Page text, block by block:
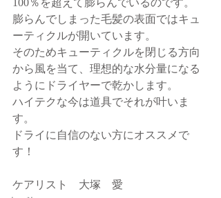
膨らんでしまった毛髪の表面ではキュ
ーティクルが開いています。
そのためキューティクルを閉じる方向
から風を当て、理想的な水分量になる
ようにドライヤーで乾かします。
ハイテクな今は道具でそれが叶いま
す。
ドライに自信のない方にオススメで
す！
ケアリスト　大塚　愛